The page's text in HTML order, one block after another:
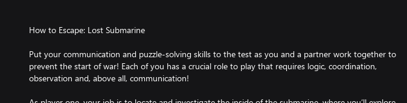
How to Escape: Lost Submarine
Put your communication and puzzle-solving skills to the test as you and a partner work together to
prevent the start of war! Each of you has a crucial role to play that requires logic, coordination,
observation and, above all, communication!